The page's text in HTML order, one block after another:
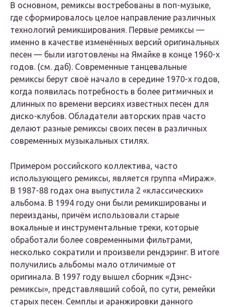
В основном, ремиксы востребованы в поп-музыке,
где сформировалось целое направление различных
технологий ремикширования. Первые ремиксы —
именно в качестве изменённых версий оригинальных
песен — были изготовлены на Ямайке в конце 1960-х
годов. (см. даб). Современные танцевальные
ремиксы берут своё начало в середине 1970-х годов,
когда появилась потребность в более ритмичных и
длинных по времени версиях известных песен для
диско-клубов. Обладатели авторских прав часто
делают разные ремиксы своих песен в различных
современных музыкальных стилях.
Примером российского коллектива, часто
использующего ремиксы, является группа «Мираж».
В 1987-88 годах она выпустила 2 «классических»
альбома. В 1994 году они были ремикшированы и
переизданы, причём использовали старые
вокальные и инструментальные треки, которые
обработали более современными фильтрами,
несколько сократили и произвели рендэринг. В итоге
получились альбомы мало отличимые от
оригинала. В 1997 году вышел сборник «Дэнс-
ремиксы», представлявший собой, по сути, ремейки
старых песен. Семплы и аранжировки данного